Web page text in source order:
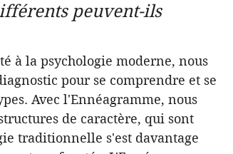
peuvent-ils
à la psychologie moderne, nous
pour se comprendre et se
Avec l'Ennéagramme, nous
de caractère, qui sont
traditionnelle s'est davantage